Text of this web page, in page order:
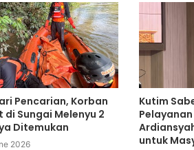
Pencarian, Korban
di Sungai Melenyu 2
Ditemukan
2026
Kutim
untuk